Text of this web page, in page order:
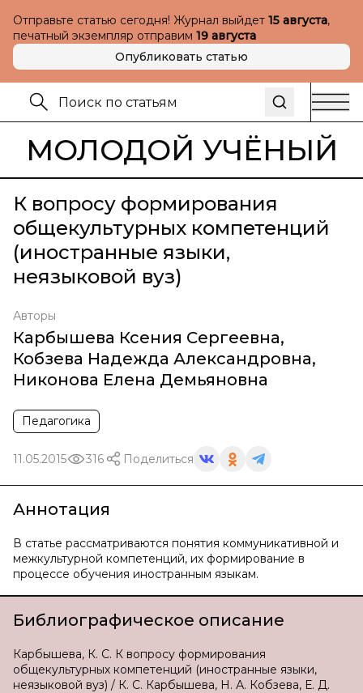
Отправьте статью сегодня! Журнал выйдет 15 августа,
печатный экземпляр отправим 19 августа
Опубликовать статью
МОЛОДОЙ УЧЁНЫЙ
К вопросу формирования
общекультурных компетенций
(иностранные языки,
неязыковой вуз)
Авторы
Карбышева Ксения Сергеевна,
Кобзева Надежда Александровна,
Никонова Елена Демьяновна
Педагогика
11.05.2015 316 Поделиться
Аннотация
В статье рассматриваются понятия коммуникативной и
межкультурной компетенций, их формирование в
процессе обучения иностранным языкам.
Библиографическое описание
Карбышева, К. С. К вопросу формирования
общекультурных компетенций (иностранные языки,
неязыковой вуз) / К. С. Карбышева, Н. А. Кобзева, Е. Д.